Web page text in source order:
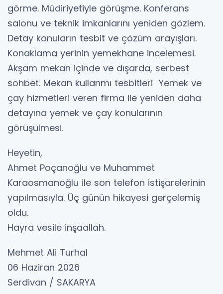
görme. Müdiriyetiyle görüşme. Konferans
salonu ve teknik imkanlarını yeniden gözlem.
Detay konuların tesbit ve çözüm arayışları.
Konaklama yerinin yemekhane incelemesi.
Akşam mekan içinde ve dışarda, serbest
sohbet. Mekan kullanmı tesbitleri Yemek ve
çay hizmetleri veren firma ile yeniden daha
detayına yemek ve çay konularının
görüşülmesi.
Heyetin,
Ahmet Poçanoğlu ve Muhammet
Karaosmanoğlu ile son telefon istişarelerinin
yapılmasıyla. Üç günün hikayesi gerçelemiş
oldu.
Hayra vesile inşaallah.
Mehmet Ali Turhal
06 Haziran 2026
Serdivan / SAKARYA